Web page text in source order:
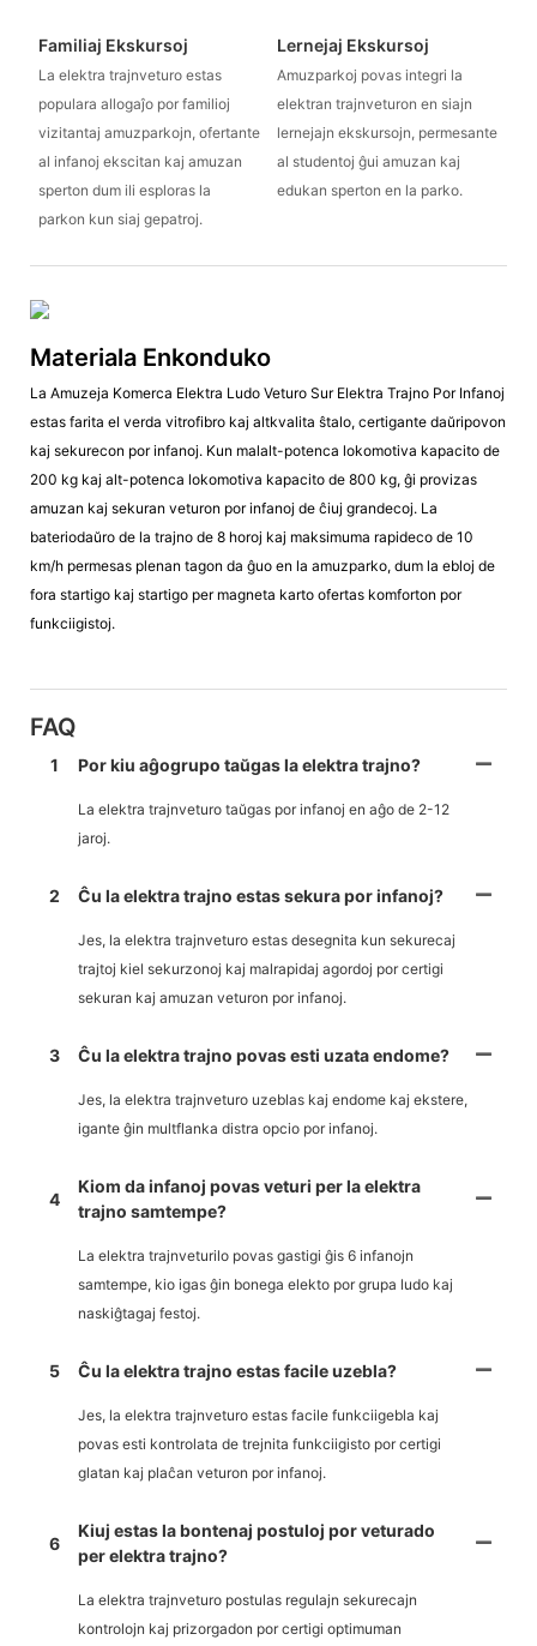
Familiaj Ekskursoj
La elektra trajnveturo estas
populara allogaĵo por familioj
vizitantaj amuzparkojn, ofertante
al infanoj ekscitan kaj amuzan
sperton dum ili esploras la
parkon kun siaj gepatroj.
Lernejaj Ekskursoj
Amuzparkoj povas integri la
elektran trajnveturon en siajn
lernejajn ekskursojn, permesante
al studentoj ĝui amuzan kaj
edukan sperton en la parko.
Materiala Enkonduko
La Amuzeja Komerca Elektra Ludo Veturo Sur Elektra Trajno Por Infanoj
estas farita el verda vitrofibro kaj altkvalita ŝtalo, certigante daŭripovon
kaj sekurecon por infanoj. Kun malalt-potenca lokomotiva kapacito de
200 kg kaj alt-potenca lokomotiva kapacito de 800 kg, ĝi provizas
amuzan kaj sekuran veturon por infanoj de ĉiuj grandecoj. La
bateriodaŭro de la trajno de 8 horoj kaj maksimuma rapideco de 10
km/h permesas plenan tagon da ĝuo en la amuzparko, dum la ebloj de
fora startigo kaj startigo per magneta karto ofertas komforton por
funkciigistoj.
FAQ
1 Por kiu aĝogrupo taŭgas la elektra trajno?
La elektra trajnveturo taŭgas por infanoj en aĝo de 2-12
jaroj.
2 Ĉu la elektra trajno estas sekura por infanoj?
Jes, la elektra trajnveturo estas desegnita kun sekurecaj
trajtoj kiel sekurzonoj kaj malrapidaj agordoj por certigi
sekuran kaj amuzan veturon por infanoj.
3 Ĉu la elektra trajno povas esti uzata endome?
Jes, la elektra trajnveturo uzeblas kaj endome kaj ekstere,
igante ĝin multflanka distra opcio por infanoj.
4
Kiom da infanoj povas veturi per la elektra
trajno samtempe?
La elektra trajnveturilo povas gastigi ĝis 6 infanojn
samtempe, kio igas ĝin bonega elekto por grupa ludo kaj
naskiĝtagaj festoj.
5 Ĉu la elektra trajno estas facile uzebla?
Jes, la elektra trajnveturo estas facile funkciigebla kaj
povas esti kontrolata de trejnita funkciigisto por certigi
glatan kaj plaĉan veturon por infanoj.
6
Kiuj estas la bontenaj postuloj por veturado
per elektra trajno?
La elektra trajnveturo postulas regulajn sekurecajn
kontrolojn kaj prizorgadon por certigi optimuman